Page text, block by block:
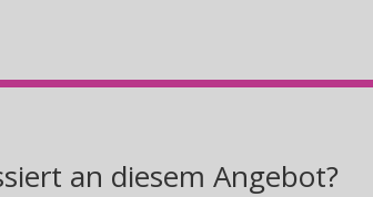
an diesem Angebot?